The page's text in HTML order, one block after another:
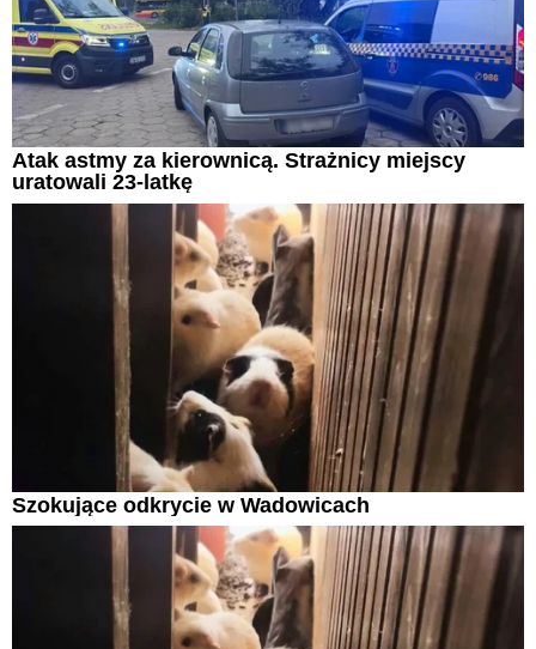
Atak astmy za kierownicą. Strażnicy miejscy
uratowali 23-latkę
Szokujące odkrycie w Wadowicach